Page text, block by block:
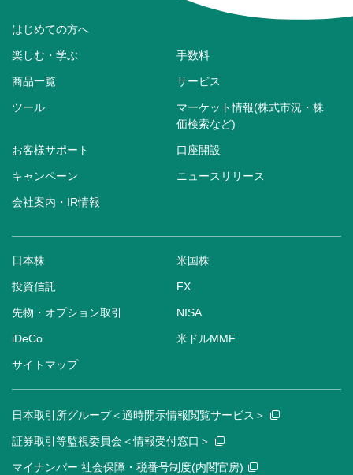
はじめての方へ
楽しむ・学ぶ 手数料
商品一覧 サービス
ツール
マーケット情報(株式市況・株
価検索など)
お客様サポート 口座開設
キャンペーン ニュースリリース
会社案内・IR情報
日本株 米国株
投資信託 FX
先物・オプション取引 NISA
iDeCo 米ドルMMF
サイトマップ
日本取引所グループ＜適時開示情報閲覧サービス＞
証券取引等監視委員会＜情報受付窓口＞
マイナンバー 社会保障・税番号制度(内閣官房)